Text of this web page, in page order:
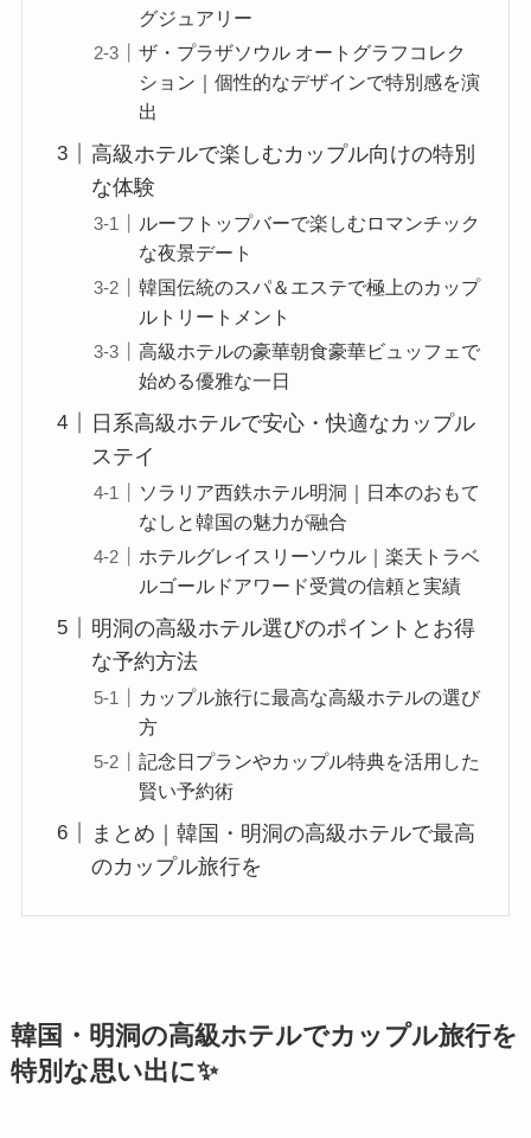
グジュアリー
ザ・プラザソウル オートグラフコレク
ション｜個性的なデザインで特別感を演
出
高級ホテルで楽しむカップル向けの特別
な体験
ルーフトップバーで楽しむロマンチック
な夜景デート
韓国伝統のスパ＆エステで極上のカップ
ルトリートメント
高級ホテルの豪華朝食豪華ビュッフェで
始める優雅な一日
日系高級ホテルで安心・快適なカップル
ステイ
ソラリア西鉄ホテル明洞｜日本のおもて
なしと韓国の魅力が融合
ホテルグレイスリーソウル｜楽天トラベ
ルゴールドアワード受賞の信頼と実績
明洞の高級ホテル選びのポイントとお得
な予約方法
カップル旅行に最高な高級ホテルの選び
方
記念日プランやカップル特典を活用した
賢い予約術
まとめ｜韓国・明洞の高級ホテルで最高
のカップル旅行を
韓国・明洞の高級ホテルでカップル旅行を
特別な思い出に✨